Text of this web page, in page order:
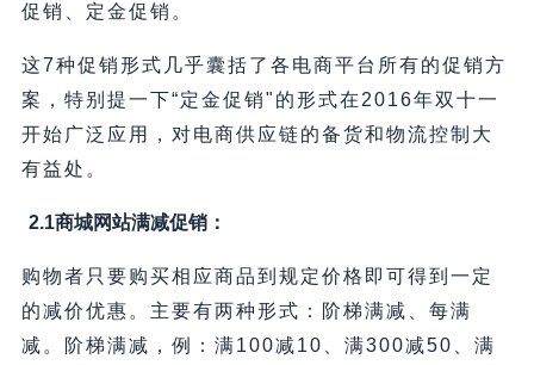
促销、定金促销。
这7种促销形式几乎囊括了各电商平台所有的促销方
案，特别提一下“定金促销"的形式在2016年双十一
开始广泛应用，对电商供应链的备货和物流控制大
有益处。
2.1商城网站满减促销：
购物者只要购买相应商品到规定价格即可得到一定
的减价优惠。主要有两种形式：阶梯满减、每满
减。阶梯满减，例：满100减10、满300减50、满